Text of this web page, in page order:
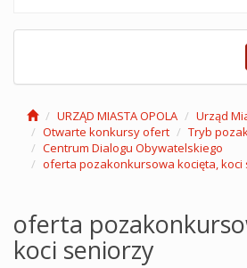
URZĄD MIASTA OPOLA
Urząd
Otwarte konkursy ofert
Tryb
Centrum Dialogu Obywatelskiego
oferta pozakonkursowa kocięta, koci
oferta
koci seniorzy